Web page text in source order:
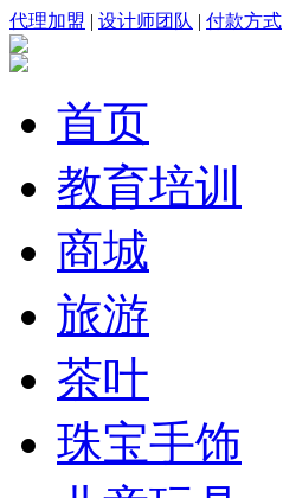
代理加盟 | 设计师团队 | 付款方式
首页
教育培训
商城
旅游
茶叶
珠宝手饰